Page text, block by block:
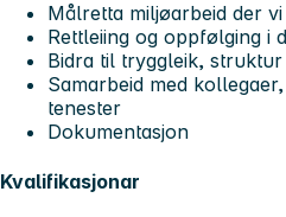
Målretta miljøarbeid der vi
Rettleiing og oppfølging i
Bidra til tryggleik,
Samarbeid med
tenester
Dokumentasjon
Kvalifikasjonar